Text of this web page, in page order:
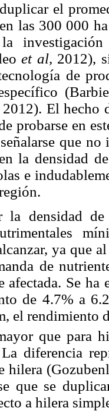
el
las 300 000
la
et al, 2012),
de
2012). El hecho
probarse en
que
la densidad
e
la densidad
ya que
de
afectada. Se
de 4.7% a
el rendimiento
que para
diferencia
hilera
que se
a hilera